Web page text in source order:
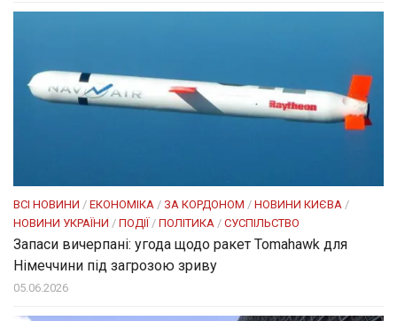
ВСІ НОВИНИ / ЕКОНОМІКА / ЗА КОРДОНОМ / НОВИНИ КИЄВА /
НОВИНИ УКРАЇНИ / ПОДІЇ/ ПОЛІТИКА / СУСПІЛЬСТВО
Запаси вичерпані: угода щодо ракет Tomahawk для
Німеччини під загрозою зриву
05.06.2026